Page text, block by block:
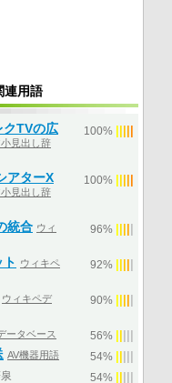
連用語
クTVの広
見出し辞
100%
アターX
見出し辞
100%
統合 ウィ
96%
ウィキペ
92%
ウィキペデ
90%
ータベース 56%
AV機器用語 54%
54%